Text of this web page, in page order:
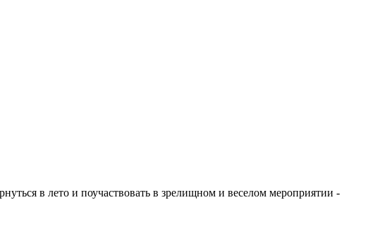
в лето и поучаствовать в зрелищном и веселом мероприятии -